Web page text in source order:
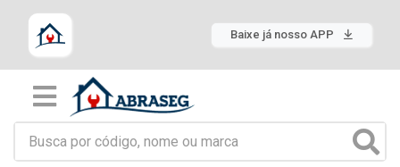
Baixe já nosso APP